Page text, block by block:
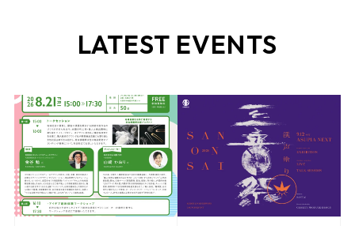
LATEST EVENTS